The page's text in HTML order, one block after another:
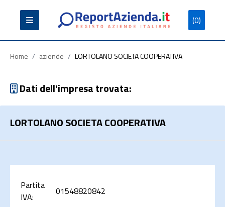
(0)
Partita
Iva
Codice
Fiscale
Ragione
Sociale
Cerca
Home / aziende / LORTOLANO SOCIETA COOPERATIVA
Dati dell'impresa trovata:
LORTOLANO SOCIETA COOPERATIVA
Partita
IVA:
01548820842